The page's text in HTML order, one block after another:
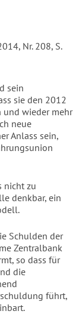
Nr. 208, S.
sein
sie den 2012
und wieder mehr
neue
Anlass sein,
nicht zu
denkbar, ein
Schulden der
Zentralbank
so dass für
die
führt,